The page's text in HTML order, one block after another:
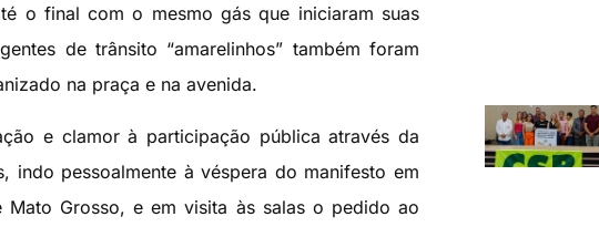
o final com o mesmo gás que iniciaram suas
de trânsito “amarelinhos” também foram
na praça e na avenida.
e clamor à participação pública através da
indo pessoalmente à véspera do manifesto em
Grosso, e em visita às salas o pedido ao